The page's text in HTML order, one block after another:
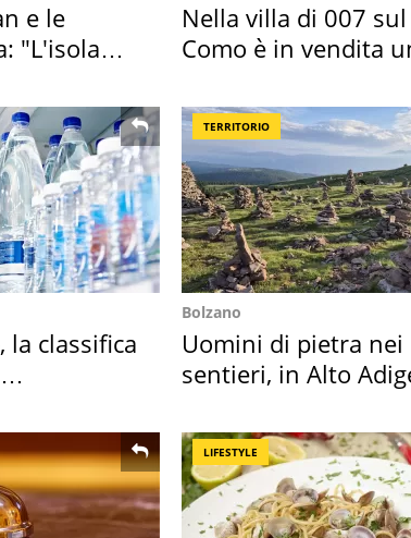
e le
"L'isola
Nella villa di 007
Como è in vendita
la classifica
TERRITORIO
Bolzano
Uomini di pietra nei
sentieri, in Alto
LIFESTYLE